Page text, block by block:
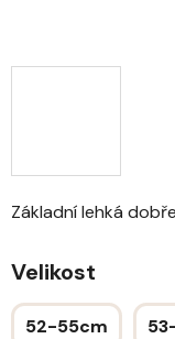
Základní lehká
Velikost
52-55cm